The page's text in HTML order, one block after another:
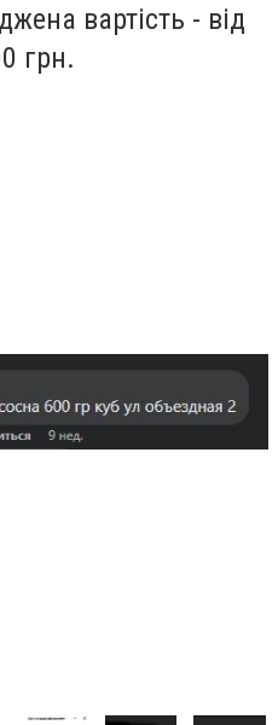
вартість - від
грн.